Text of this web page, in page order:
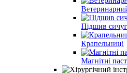
Підшив
Крапельниці
Магнітні